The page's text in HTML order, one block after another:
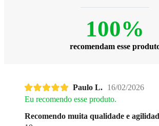
100%
recomendam esse
Paulo L. 16/02/2026
Eu recomendo esse produto.
Recomendo muita qualidade e